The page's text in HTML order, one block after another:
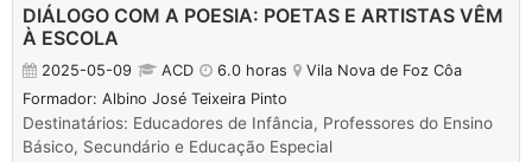
DIÁLOGO COM A POESIA: POETAS E ARTISTAS VÊM
À ESCOLA
2025-05-09 ACD 6.0 horas
Vila Nova de Foz Côa
Formador: Albino José Teixeira Pinto
Destinatários: Educadores de Infância, Professores do Ensino
Básico, Secundário e Educação Especial